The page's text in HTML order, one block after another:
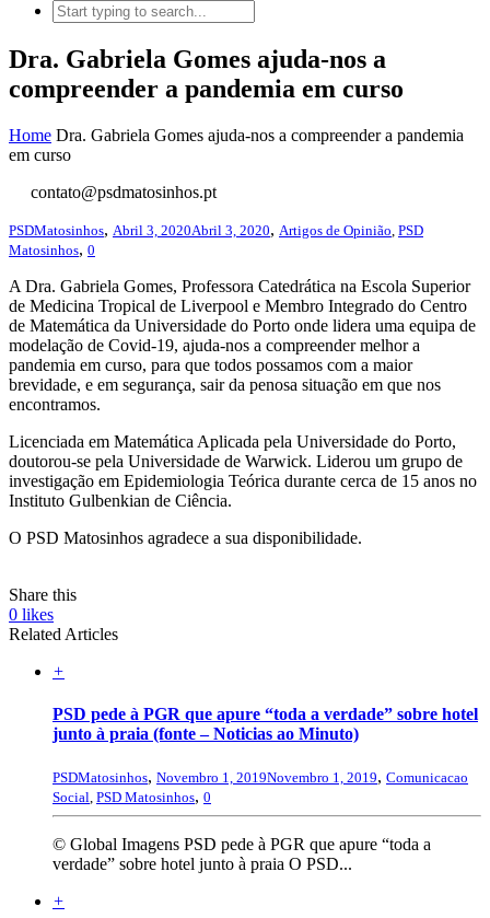
Dra. Gabriela Gomes ajuda-nos a
compreender a pandemia em curso
Home Dra. Gabriela Gomes ajuda-nos a compreender a pandemia
em curso
contato@psdmatosinhos.pt
PSDMatosinhos, Abril 3, 2020Abril 3, 2020, Artigos de Opinião PSD
Matosinhos, 0
A Dra. Gabriela Gomes, Professora Catedrática na Escola Superior
de Medicina Tropical de Liverpool e Membro Integrado do Centro
de Matemática da Universidade do Porto onde lidera uma equipa de
modelação de Covid-19, ajuda-nos a compreender melhor a
pandemia em curso, para que todos possamos com a maior
brevidade, e em segurança, sair da penosa situação em que nos
encontramos.
Licenciada em Matemática Aplicada pela Universidade do Porto,
doutorou-se pela Universidade de Warwick. Liderou um grupo de
investigação em Epidemiologia Teórica durante cerca de 15 anos no
Instituto Gulbenkian de Ciência.
O PSD Matosinhos agradece a sua disponibilidade.
Share this
0 likes
Related Articles
+
PSD pede à PGR que apure “toda a verdade” sobre hotel
junto à praia (fonte – Noticias ao Minuto)
PSDMatosinhos, Novembro 1, 2019Novembro 1, 2019, Comunicacao
Social, PSD Matosinhos, 0
© Global Imagens PSD pede à PGR que apure “toda a
verdade” sobre hotel junto à praia O PSD...
+